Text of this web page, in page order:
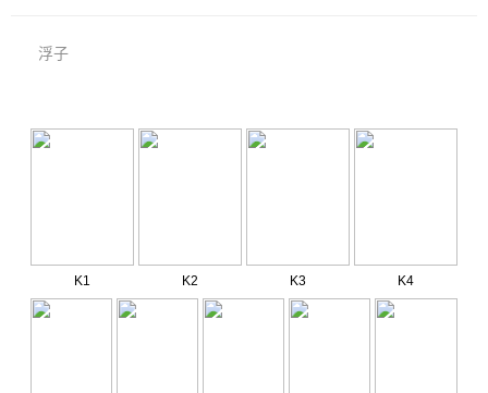
浮子
K1 K2 K3 K4